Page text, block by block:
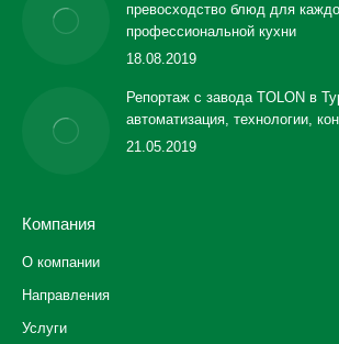
превосходство блюд для
профессиональной кухни
18.08.2019
Репортаж с завода TOLON в
автоматизация, технологии,
21.05.2019
Компания
О компании
Направления
Услуги